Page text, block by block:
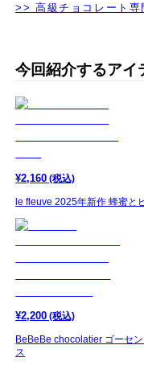
>> 高級チョコレート
今回紹介するアイ
¥2,160 (税込)
le fleuve 2025年新作 蜂蜜と
¥2,200 (税込)
BeBeBe chocolatier ゴーセ
ス